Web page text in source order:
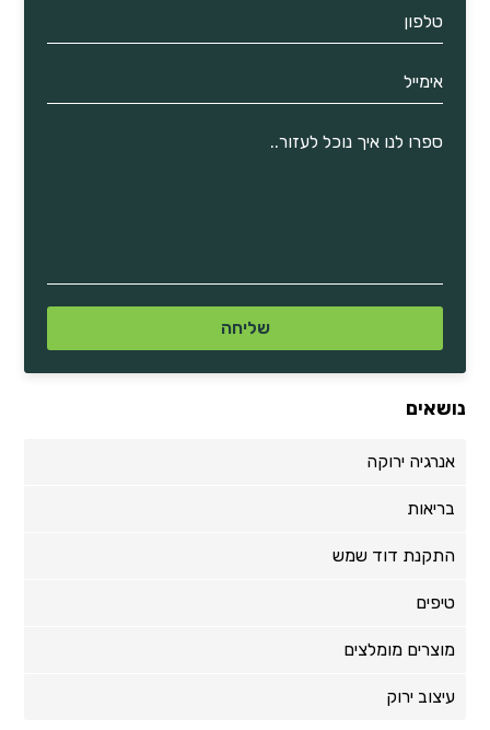
נושאים
אנרגיה ירוקה
בריאות
התקנת דוד שמש
טיפים
מוצרים מומלצים
עיצוב ירוק